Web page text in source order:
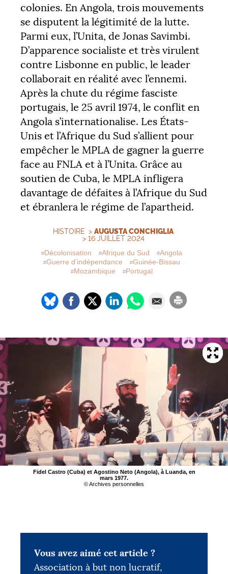
colonies. En Angola, trois mouvements
se disputent la légitimité de la lutte.
Parmi eux, l’Unita, de Jonas Savimbi.
D’apparence socialiste et très virulent
contre Lisbonne en public, le leader
collaborait en réalité avec l’ennemi.
Après la chute du régime fasciste
portugais, le 25 avril 1974, le conflit en
Angola s’internationalise. Les États-
Unis et l’Afrique du Sud s’allient pour
empêcher le MPLA de gagner la guerre
face au FNLA et à l’Unita. Grâce au
soutien de Cuba, le MPLA infligera
davantage de défaites à l’Afrique du Sud
et ébranlera le régime de l’apartheid.
HISTOIRE > AUGUSTA CONCHIGLIA
> 16 JUILLET 2024
Décolonisation Afrique du Sud
Angola
Guerre d’indépendance
Guinée-Bissau
Mozambique
Portugal
Fidel Castro (Cuba) et Agostino Neto (Angola), à Luanda, en
mars 1977.
© Archives personnelles
Vous avez aimé cet article ?
Association à but non lucratif,